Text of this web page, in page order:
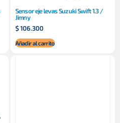
Sensor eje levas Suzuki Swift 1.3 /
Jimny
$106.300
Añadir al carrito